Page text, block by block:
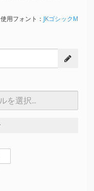
使用フォント： JKゴシックM